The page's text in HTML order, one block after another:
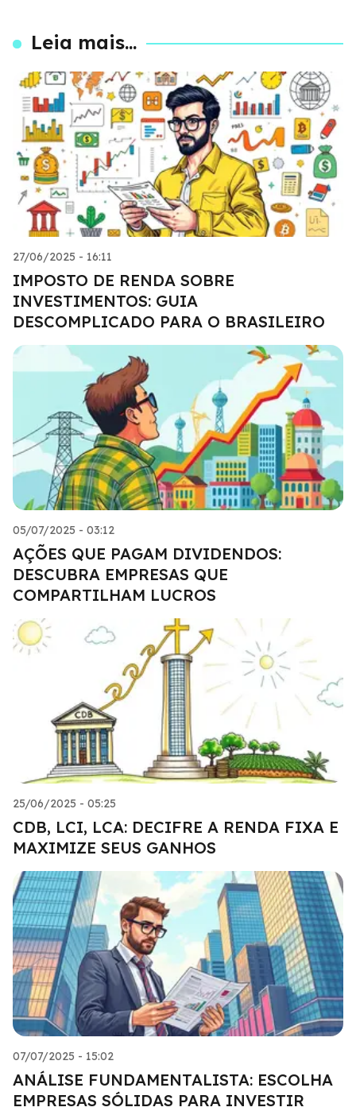
Leia mais...
27/06/2025 - 16:11
IMPOSTO DE RENDA SOBRE
INVESTIMENTOS: GUIA
DESCOMPLICADO PARA O BRASILEIRO
05/07/2025 - 03:12
AÇÕES QUE PAGAM DIVIDENDOS:
DESCUBRA EMPRESAS QUE
COMPARTILHAM LUCROS
25/06/2025 - 05:25
CDB, LCI, LCA: DECIFRE A RENDA FIXA E
MAXIMIZE SEUS GANHOS
07/07/2025 - 15:02
ANÁLISE FUNDAMENTALISTA: ESCOLHA
EMPRESAS SÓLIDAS PARA INVESTIR